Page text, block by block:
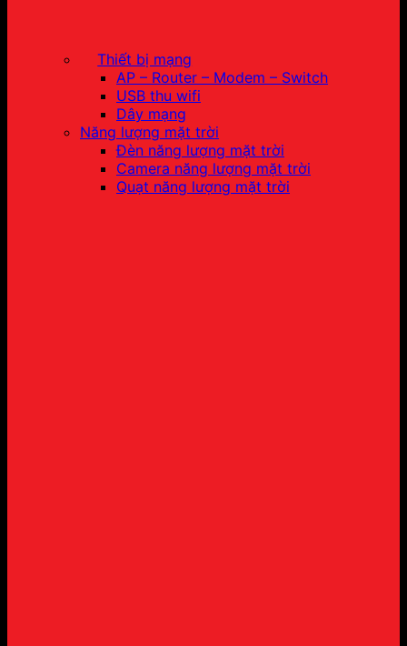
Thiết bị mạng
AP – Router – Modem – Switch
USB thu wifi
Dây mạng
Năng lượng mặt trời
Đèn năng lượng mặt trời
Camera năng lượng mặt trời
Quạt năng lượng mặt trời